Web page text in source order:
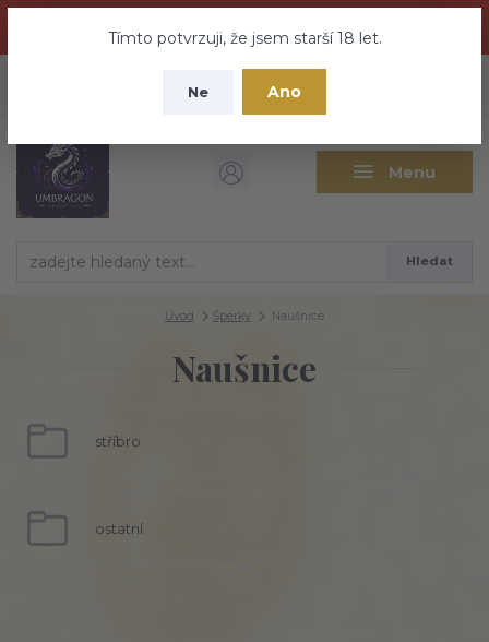
nebuďte vyděšeni zde najdete vše a ještě mnohem víc
Tímto potvrzuji, že jsem starší 18 let.
Ne Ano
Menu
CZK
Hledat
Úvod Šperky Naušnice
Naušnice
stříbro
ostatní